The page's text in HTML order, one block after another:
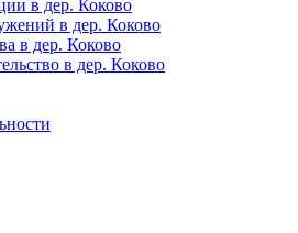
в дер. Коково
в дер. Коково
в дер. Коково
в дер. Коково